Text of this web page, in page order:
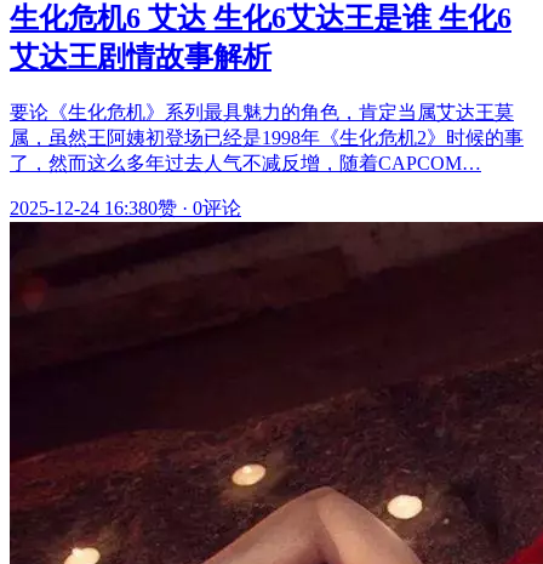
生化危机6 艾达 生化6艾达王是谁 生化6
艾达王剧情故事解析
要论《生化危机》系列最具魅力的角色，肯定当属艾达王莫
属，虽然王阿姨初登场已经是1998年《生化危机2》时候的事
了，然而这么多年过去人气不减反增，随着CAPCOM…
2025-12-24 16:380赞 · 0评论